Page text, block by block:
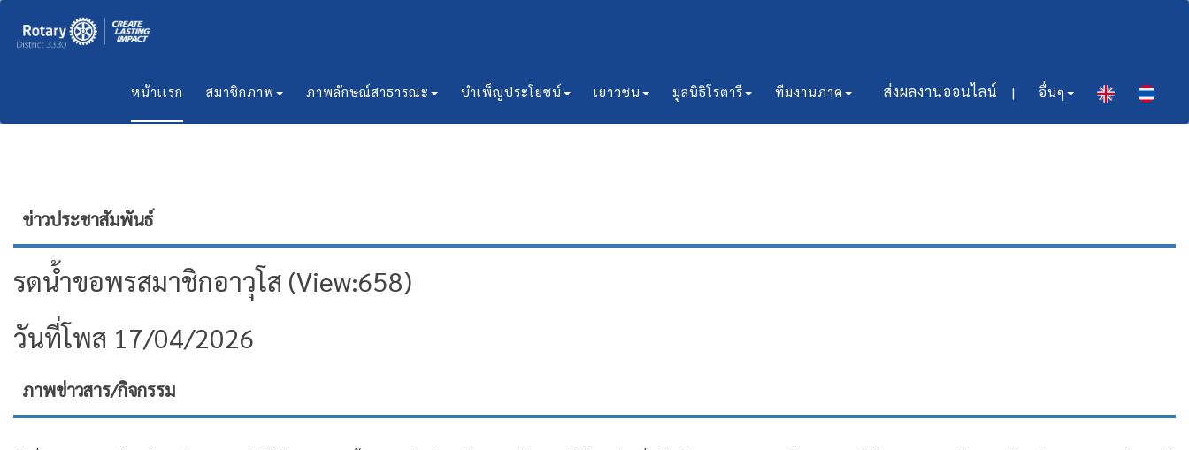
หน้าเเรก สมาชิกภาพ ภาพลักษณ์สาธารณะ บำเพ็ญประโยชน์ เยาวชน มูลนิธิโรตารี ทีมงานภาค ส่งผลงานออนไลน์​ | อื่นๆ
ข่าวประชาสัมพันธ์
รดน้ำขอพรสมาชิกอาวุโส​ (View:658)
วันที่โพส 17/04/2026
ภาพข่าวสาร/กิจกรรม